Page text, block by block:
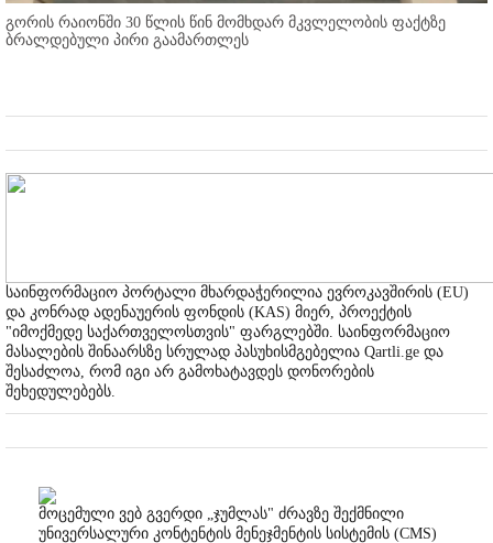
გორის რაიონში 30 წლის წინ მომხდარ მკვლელობის ფაქტზე
ბრალდებული პირი გაამართლეს
საინფორმაციო პორტალი მხარდაჭერილია ევროკავშირის (EU)
და კონრად ადენაუერის ფონდის (KAS) მიერ, პროექტის
"იმოქმედე საქართველოსთვის" ფარგლებში. საინფორმაციო
მასალების შინაარსზე სრულად პასუხისმგებელია Qartli.ge და
შესაძლოა, რომ იგი არ გამოხატავდეს დონორების
შეხედულებებს.
მოცემული ვებ გვერდი „ჯუმლას" ძრავზე შექმნილი
უნივერსალური კონტენტის მენეჯმენტის სისტემის (CMS)